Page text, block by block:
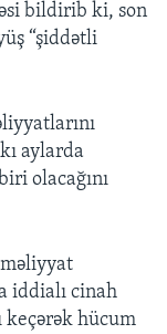
bildirib ki, son
“şiddətli
aylarda
olacağını
iddialı cinah
keçərək hücum